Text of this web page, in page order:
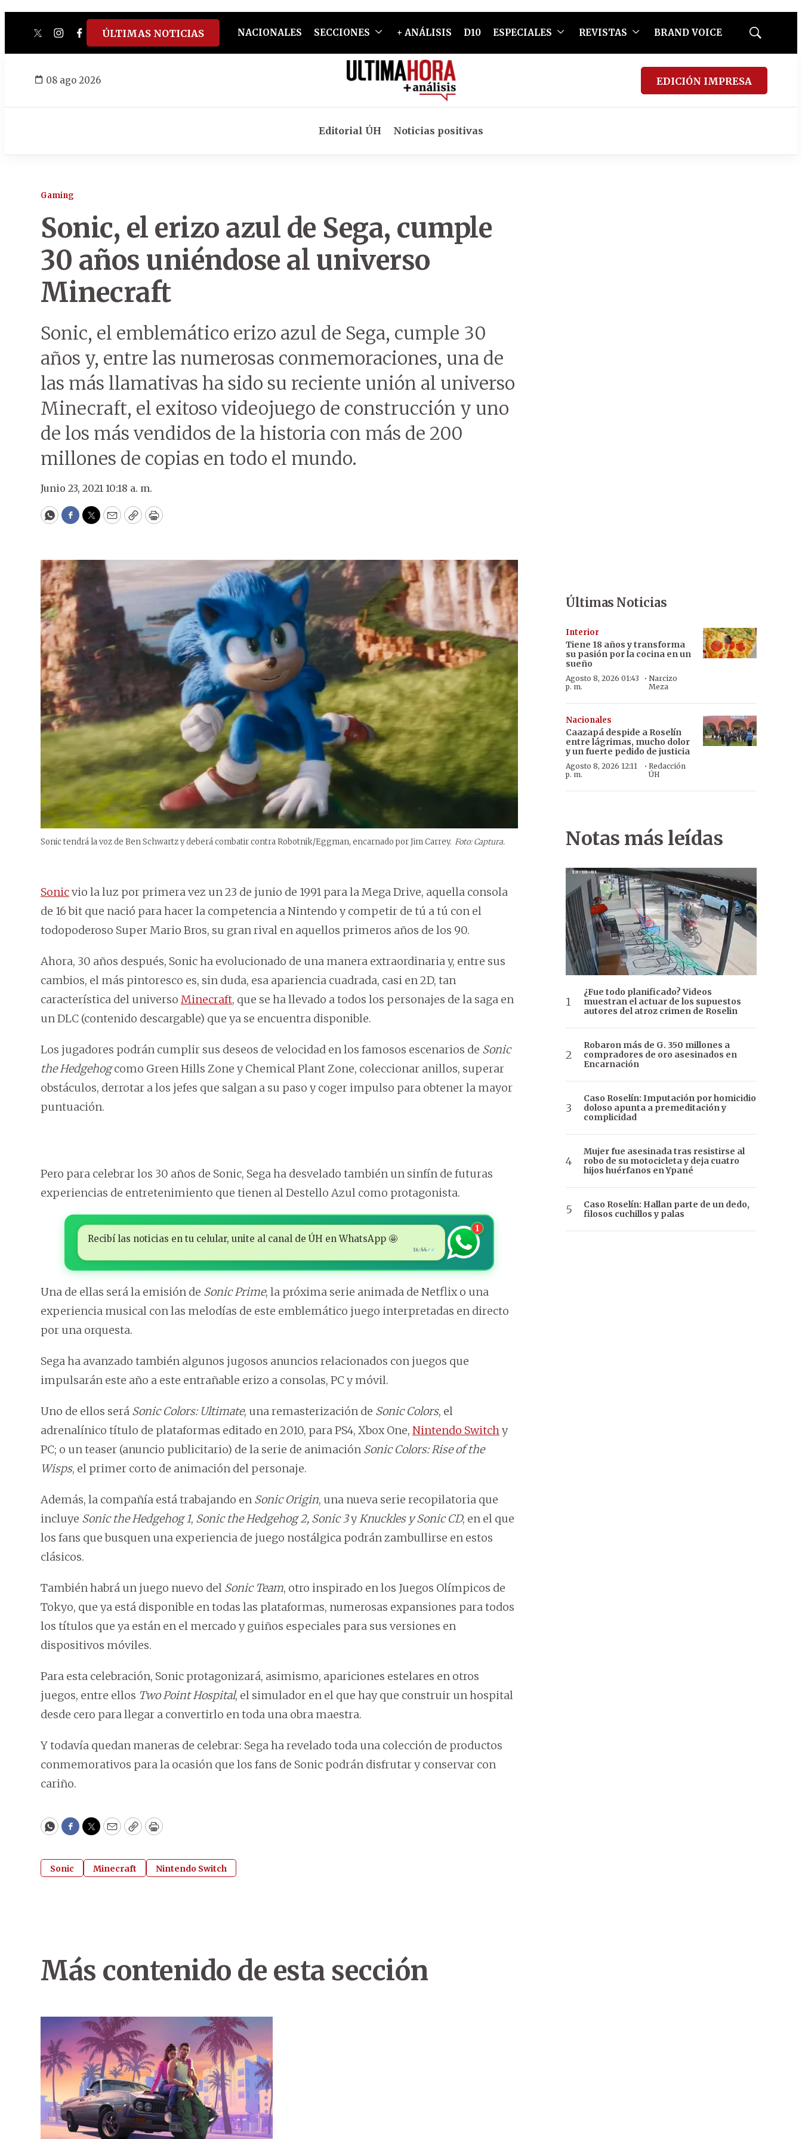
twitterinstagram
facebook
tiktokyoutube
spotify
ÚLTIMAS NOTICIAS NACIONALES SECCIONES + ANÁLISIS D10 ESPECIALES REVISTAS BRAND VOICE
Mostrar
08 ago 2026 EDICIÓN IMPRESA
Editorial ÚH Noticias positivas
Gaming
Sonic, el erizo azul de Sega, cumple
30 años uniéndose al universo
Minecraft
Sonic, el emblemático erizo azul de Sega, cumple 30
años y, entre las numerosas conmemoraciones, una de
las más llamativas ha sido su reciente unión al universo
Minecraft, el exitoso videojuego de construcción y uno
de los más vendidos de la historia con más de 200
millones de copias en todo el mundo.
Junio 23, 2021 10:18 a. m.
WhatsApp
Facebook
Twitter
EmailCopyPrint
Sonic tendrá la voz de Ben Schwartz y deberá combatir contra Robotnik/Eggman, encarnado por Jim Carrey. Foto: Captura.
Sonicvio la luz por primera vez un 23 de junio de 1991 para la Mega Drive, aquella consola
de 16 bit que nació para hacer la competencia a Nintendo y competir de tú a tú con el
todopoderoso Super Mario Bros, su gran rival en aquellos primeros años de los 90.
Ahora, 30 años después, Sonic ha evolucionado de una manera extraordinaria y, entre sus
cambios, el más pintoresco es, sin duda, esa apariencia cuadrada, casi en 2D, tan
característica del universo Minecraft, que se ha llevado a todos los personajes de la saga en
un DLC (contenido descargable) que ya se encuentra disponible.
Los jugadores podrán cumplir sus deseos de velocidad en los famosos escenarios de Sonic
the Hedgehogcomo Green Hills Zone y Chemical Plant Zone, coleccionar anillos, superar
obstáculos, derrotar a los jefes que salgan a su paso y coger impulso para obtener la mayor
puntuación.
Pero para celebrar los 30 años de Sonic, Sega ha desvelado también un sinfín de futuras
experiencias de entretenimiento que tienen al Destello Azul como protagonista.
Recibí las noticias en tu celular, unite al canal de ÚH en WhatsApp 🤩
16:44✓✓
1
Una de ellas será la emisión de Sonic Prime, la próxima serie animada de Netflix o una
experiencia musical con las melodías de este emblemático juego interpretadas en directo
por una orquesta.
Sega ha avanzado también algunos jugosos anuncios relacionados con juegos que
impulsarán este año a este entrañable erizo a consolas, PC y móvil.
Uno de ellos será Sonic Colors: Ultimate, una remasterización de Sonic Colors, el
adrenalínico título de plataformas editado en 2010, para PS4, Xbox One, Nintendo Switchy
PC; o un teaser (anuncio publicitario) de la serie de animación Sonic Colors: Rise of the
Wisps, el primer corto de animación del personaje.
Además, la compañía está trabajando en Sonic Origin, una nueva serie recopilatoria que
incluye Sonic the Hedgehog 1, Sonic the Hedgehog 2, Sonic 3yKnuckles y Sonic CD, en el que
los fans que busquen una experiencia de juego nostálgica podrán zambullirse en estos
clásicos.
También habrá un juego nuevo del Sonic Team, otro inspirado en los Juegos Olímpicos de
Tokyo, que ya está disponible en todas las plataformas, numerosas expansiones para todos
los títulos que ya están en el mercado y guiños especiales para sus versiones en
dispositivos móviles.
Para esta celebración, Sonic protagonizará, asimismo, apariciones estelares en otros
juegos, entre ellos Two Point Hospital, el simulador en el que hay que construir un hospital
desde cero para llegar a convertirlo en toda una obra maestra.
Y todavía quedan maneras de celebrar: Sega ha revelado toda una colección de productos
conmemorativos para la ocasión que los fans de Sonic podrán disfrutar y conservar con
cariño.
WhatsApp
Facebook
Twitter
EmailCopyPrint
Sonic Minecraft Nintendo Switch
Últimas Noticias
Interior
Tiene 18 años y transforma
su pasión por la cocina en un
sueño
Agosto 8, 2026 01:43
p. m.
·Narcizo
Meza
Nacionales
Caazapá despide a Roselín
entre lágrimas, mucho dolor
y un fuerte pedido de justicia
Agosto 8, 2026 12:11
p. m.
· Redacción
ÚH
Notas más leídas
¿Fue todo planificado? Videos
muestran el actuar de los supuestos
autores del atroz crimen de Roselin
Robaron más de G. 350 millones a
compradores de oro asesinados en
Encarnación
Caso Roselín: Imputación por homicidio
doloso apunta a premeditación y
complicidad
Mujer fue asesinada tras resistirse al
robo de su motocicleta y deja cuatro
hijos huérfanos en Ypané
Caso Roselín: Hallan parte de un dedo,
filosos cuchillos y palas
Más contenido de esta sección